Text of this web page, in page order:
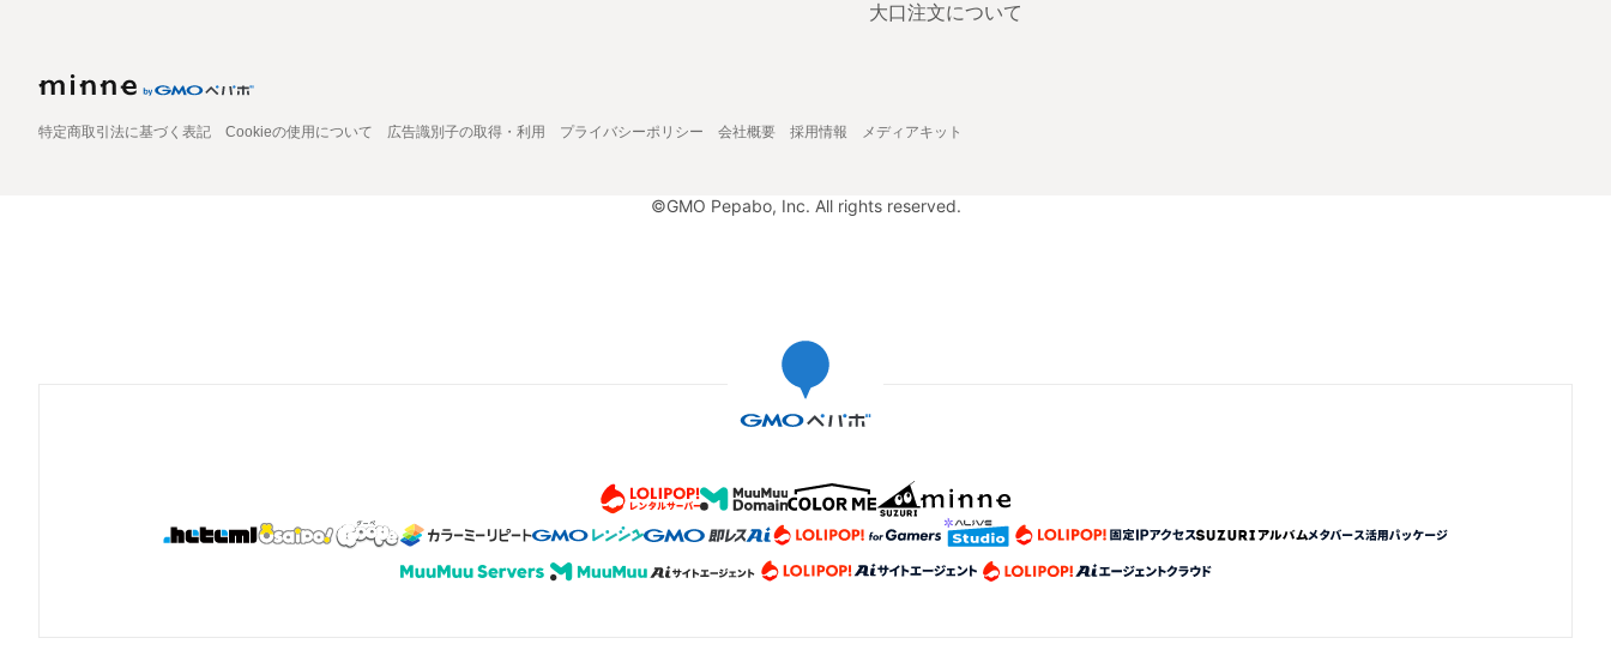
大口注文について
特定商取引法に基づく表記 Cookieの使用について 広告識別子の取得・利用 プライバシーポリシー 会社概要 採用情報 メディアキット
©GMO Pepabo, Inc. All rights reserved.